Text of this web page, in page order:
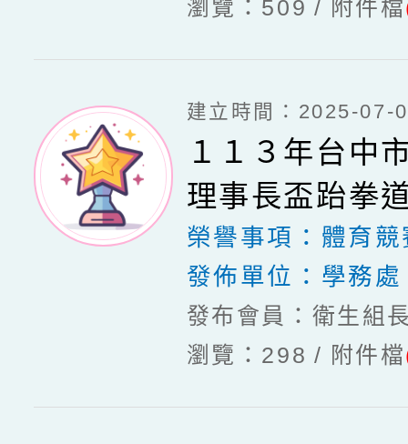
瀏覽：509
附件檔
建立時間：2025-07-
１１３年台中
理事長盃跆拳
榮譽事項： 體育競
發佈單位： 學務處
發布會員：衛生組
瀏覽：298
附件檔